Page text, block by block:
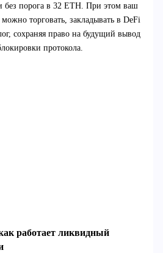
без порога в 32 ETH. При этом ваш
торговать, закладывать в DeFi
сохраняя право на будущий вывод
протокола.
работает ликвидный